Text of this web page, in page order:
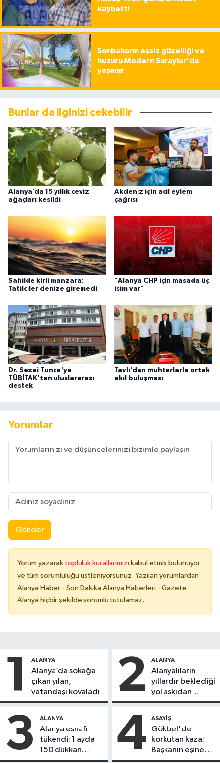
kaybetti
Sonbaharın eşsiz güzelliği ve
huzuru Modern Saraylar’da
yaşanır
Bunlar da ilginizi çekebilir
Alanya’da 15 yıllık ceviz
ağaçları kesildi
Akdeniz için acil eylem
çağrısı
Sahilde kirli manzara:
Tatilciler denize giremedi
"Alanya CHP için masada üç
isim var"
Dr. Sezai Tunca'ya
TÜBİTAK'tan uluslararası
destek
Tavlı’dan muhtarlarla ortak
akıl buluşması
Yorumlar
Gönder
Yorum yazarak topluluk kurallarımızı kabul etmiş bulunuyor
ve tüm sorumluluğu üstleniyorsunuz. Yazılan yorumlardan
Alanya Haber - Son Dakika Alanya Haberleri - Gazete
Alanya hiçbir şekilde sorumlu tutulamaz.
1 ALANYA
Alanya’da sokağa
çıkan yılan,
vatandaşı kovaladı
2 ALANYA
Alanyalıların
yıllardır beklediği
yol askıdan
döndü
3 ALANYA
Alanya esnafı
tükendi: 1 ayda
150 dükkan
kapandı
4 ASAYIŞ
Gökbel'de
korkutan kaza:
Başkanın eşine
motosiklet çarptı